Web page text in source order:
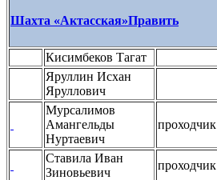
Шахта «Актасская»Править
Кисимбеков Тагат
Яруллин Исхан
Яруллович
Мурсалимов
Амангельды
Нуртаевич
проходчик
Ставила Иван
Зиновьевич
проходчик